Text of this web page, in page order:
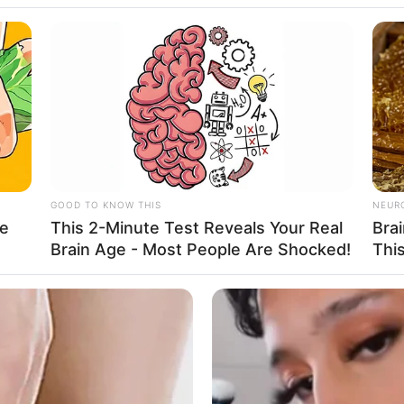
em piscina
no HMI em Marília; ela estava internada na
GOOD TO KNOW THIS
This 2-Minute Test Reveals Your Real
Brain Age - Most People Are Shocked!